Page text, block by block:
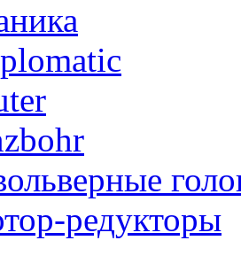
редукторы